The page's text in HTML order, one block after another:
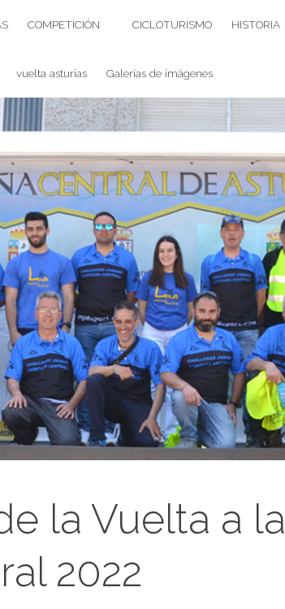
COMPETICIÓN CICLOTURISMO HISTORIA
vuelta asturias Galerías de imágenes
la Vuelta a la
2022